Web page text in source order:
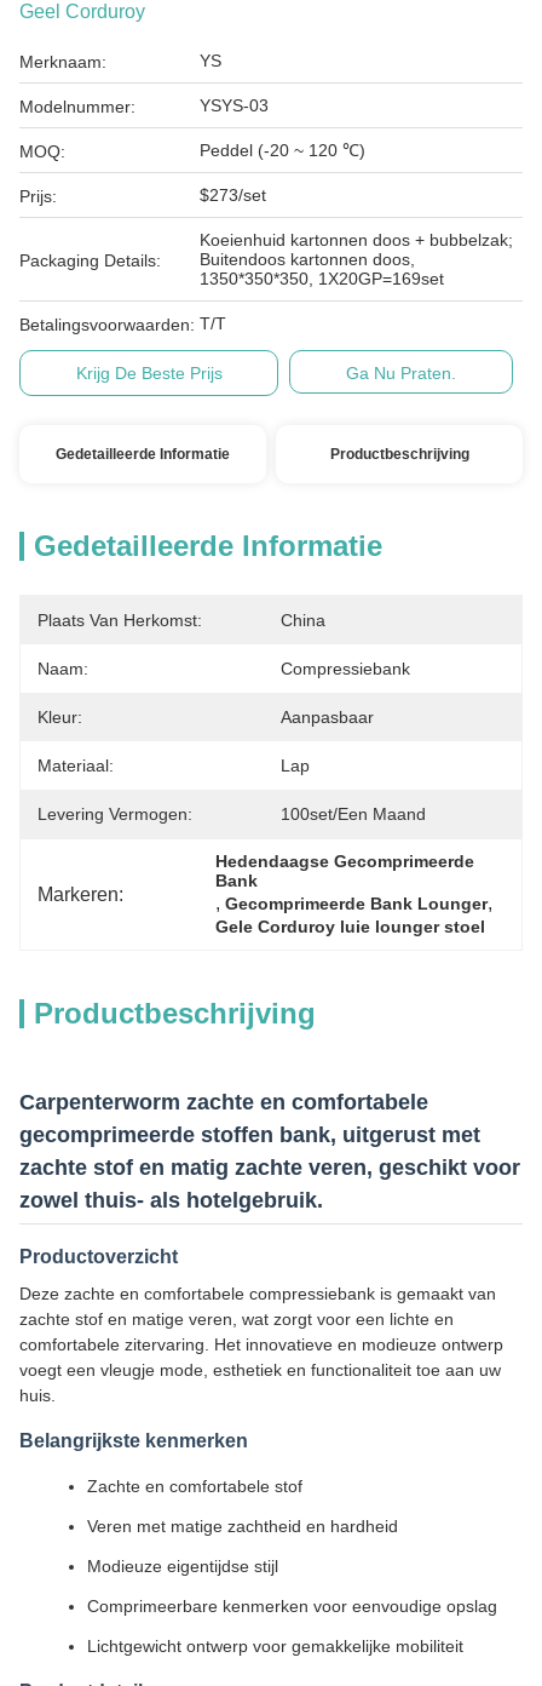
Geel Corduroy
Merknaam: YS
Modelnummer: YSYS-03
MOQ: Peddel (-20 ~ 120 ℃)
Prijs: $273/set
Packaging Details:
Koeienhuid kartonnen doos + bubbelzak;
Buitendoos kartonnen doos,
1350*350*350, 1X20GP=169set
Betalingsvoorwaarden: T/T
Krijg De Beste Prijs Ga Nu Praten.
Gedetailleerde Informatie Productbeschrijving
Gedetailleerde Informatie
Plaats Van Herkomst: China
Naam: Compressiebank
Kleur: Aanpasbaar
Materiaal: Lap
Levering Vermogen: 100set/een Maand
Markeren:
Hedendaagse Gecomprimeerde
Bank
, Gecomprimeerde Bank Lounger,
Gele Corduroy luie lounger stoel
Productbeschrijving
Carpenterworm zachte en comfortabele
gecomprimeerde stoffen bank, uitgerust met
zachte stof en matig zachte veren, geschikt voor
zowel thuis- als hotelgebruik.
Productoverzicht
Deze zachte en comfortabele compressiebank is gemaakt van
zachte stof en matige veren, wat zorgt voor een lichte en
comfortabele zitervaring. Het innovatieve en modieuze ontwerp
voegt een vleugje mode, esthetiek en functionaliteit toe aan uw
huis.
Belangrijkste kenmerken
Zachte en comfortabele stof
Veren met matige zachtheid en hardheid
Modieuze eigentijdse stijl
Comprimeerbare kenmerken voor eenvoudige opslag
Lichtgewicht ontwerp voor gemakkelijke mobiliteit